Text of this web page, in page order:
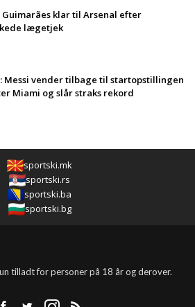
Guimarães klar til Arsenal efter
lægetjek
Messi vender tilbage til startopstillingen
Miami og slår straks rekord
sportski.mk
sportski.rs
sportski.ba
sportski.bg
tilladt for personer på 18 år og derover.